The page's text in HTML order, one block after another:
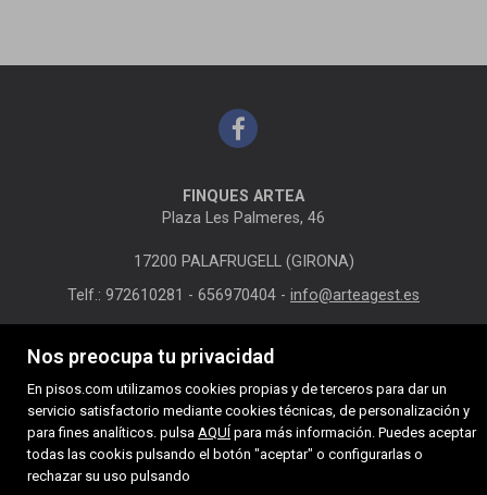
Nos preocupa tu privacidad
En pisos.com utilizamos cookies propias y de terceros para dar un
servicio satisfactorio mediante cookies técnicas, de personalización y
para fines analíticos. pulsa AQUÍ para más información. Puedes aceptar
todas las cookis pulsando el botón "aceptar" o configurarlas o
rechazar su uso pulsando
FINQUES ARTEA
Plaza Les Palmeres, 46
17200 PALAFRUGELL (GIRONA)
Telf.: 972610281 - 656970404 - info@arteagest.es
AVISO LEGAL